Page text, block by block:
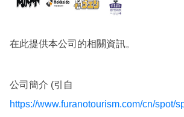
在此提供本公司的相關資訊。
公司簡介 (引自
https://www.furanotourism.com/cn/spot/